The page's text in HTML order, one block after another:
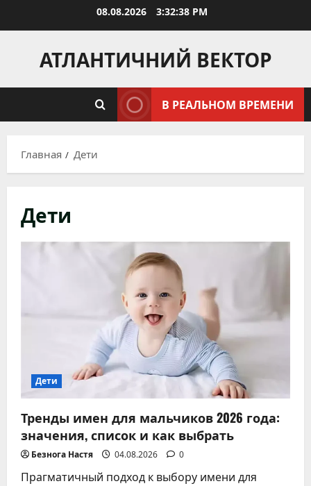
08.08.2026 3:32:40 PM
АТЛАНТИЧНИЙ ВЕКТОР
В РЕАЛЬНОМ ВРЕМЕНИ
Главная Дети
Дети
Дети
Тренды имен для мальчиков 2026 года:
значения, список и как выбрать
Безнога Настя 04.08.2026 0
Прагматичный подход к выбору имени для